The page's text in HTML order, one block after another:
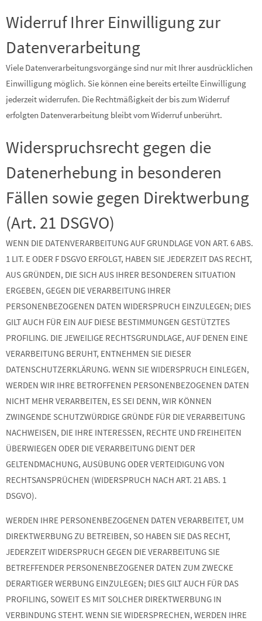
Widerruf Ihrer Einwilligung zur
Datenverarbeitung
Viele Datenverarbeitungsvorgänge sind nur mit Ihrer ausdrücklichen
Einwilligung möglich. Sie können eine bereits erteilte Einwilligung
jederzeit widerrufen. Die Rechtmäßigkeit der bis zum Widerruf
erfolgten Datenverarbeitung bleibt vom Widerruf unberührt.
Widerspruchsrecht gegen die
Datenerhebung in besonderen
Fällen sowie gegen Direktwerbung
(Art. 21 DSGVO)
WENN DIE DATENVERARBEITUNG AUF GRUNDLAGE VON ART. 6 ABS.
1 LIT. E ODER F DSGVO ERFOLGT, HABEN SIE JEDERZEIT DAS RECHT,
AUS GRÜNDEN, DIE SICH AUS IHRER BESONDEREN SITUATION
ERGEBEN, GEGEN DIE VERARBEITUNG IHRER
PERSONENBEZOGENEN DATEN WIDERSPRUCH EINZULEGEN; DIES
GILT AUCH FÜR EIN AUF DIESE BESTIMMUNGEN GESTÜTZTES
PROFILING. DIE JEWEILIGE RECHTSGRUNDLAGE, AUF DENEN EINE
VERARBEITUNG BERUHT, ENTNEHMEN SIE DIESER
DATENSCHUTZERKLÄRUNG. WENN SIE WIDERSPRUCH EINLEGEN,
WERDEN WIR IHRE BETROFFENEN PERSONENBEZOGENEN DATEN
NICHT MEHR VERARBEITEN, ES SEI DENN, WIR KÖNNEN
ZWINGENDE SCHUTZWÜRDIGE GRÜNDE FÜR DIE VERARBEITUNG
NACHWEISEN, DIE IHRE INTERESSEN, RECHTE UND FREIHEITEN
ÜBERWIEGEN ODER DIE VERARBEITUNG DIENT DER
GELTENDMACHUNG, AUSÜBUNG ODER VERTEIDIGUNG VON
RECHTSANSPRÜCHEN (WIDERSPRUCH NACH ART. 21 ABS. 1
DSGVO).
WERDEN IHRE PERSONENBEZOGENEN DATEN VERARBEITET, UM
DIREKTWERBUNG ZU BETREIBEN, SO HABEN SIE DAS RECHT,
JEDERZEIT WIDERSPRUCH GEGEN DIE VERARBEITUNG SIE
BETREFFENDER PERSONENBEZOGENER DATEN ZUM ZWECKE
DERARTIGER WERBUNG EINZULEGEN; DIES GILT AUCH FÜR DAS
PROFILING, SOWEIT ES MIT SOLCHER DIREKTWERBUNG IN
VERBINDUNG STEHT. WENN SIE WIDERSPRECHEN, WERDEN IHRE